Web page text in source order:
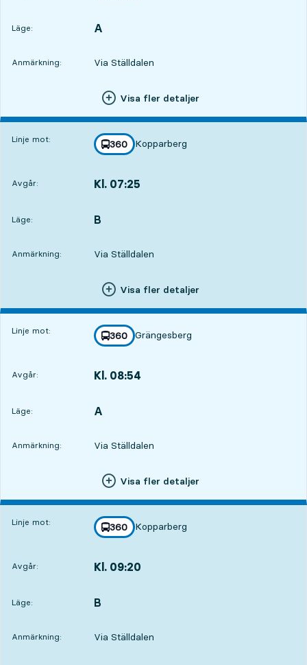
Läge:
LÄGE, A
,
Anmärkning: Via Ställdalen
Visa fler detaljer
Linje mot: linje
360
mot
Kopparberg
,
Avgår: Kl. 07:25
Läge:
LÄGE, B
,
Anmärkning: Via Ställdalen
Visa fler detaljer
Linje mot: linje
360
mot
Grängesberg
,
Avgår: Kl. 08:54
Läge:
LÄGE, A
,
Anmärkning: Via Ställdalen
Visa fler detaljer
Linje mot: linje
360
mot
Kopparberg
,
Avgår: Kl. 09:20
Läge:
LÄGE, B
,
Anmärkning: Via Ställdalen